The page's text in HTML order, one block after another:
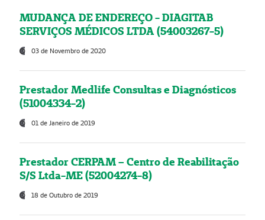
MUDANÇA DE ENDEREÇO - DIAGITAB
SERVIÇOS MÉDICOS LTDA (54003267-5)
03 de Novembro de 2020
Prestador Medlife Consultas e Diagnósticos
(51004334-2)
01 de Janeiro de 2019
Prestador CERPAM – Centro de Reabilitação
S/S Ltda-ME (52004274-8)
18 de Outubro de 2019